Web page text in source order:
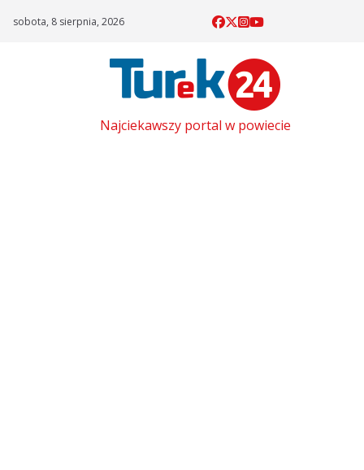
sobota, 8 sierpnia, 2026
Najciekawszy portal w powiecie